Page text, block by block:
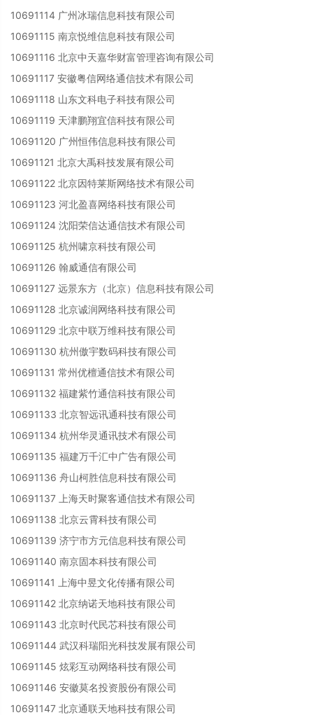
10691114 广州冰瑞信息科技有限公司
10691115 南京悦维信息科技有限公司
10691116 北京中天嘉华财富管理咨询有限公司
10691117 安徽粤信网络通信技术有限公司
10691118 山东文科电子科技有限公司
10691119 天津鹏翔宜信科技有限公司
10691120 广州恒伟信息科技有限公司
10691121 北京大禹科技发展有限公司
10691122 北京因特莱斯网络技术有限公司
10691123 河北盈喜网络科技有限公司
10691124 沈阳荣信达通信技术有限公司
10691125 杭州啸京科技有限公司
10691126 翰威通信有限公司
10691127 远景东方（北京）信息科技有限公司
10691128 北京诚润网络科技有限公司
10691129 北京中联万维科技有限公司
10691130 杭州傲宇数码科技有限公司
10691131 常州优檀通信技术有限公司
10691132 福建紫竹通信科技有限公司
10691133 北京智远讯通科技有限公司
10691134 杭州华灵通讯技术有限公司
10691135 福建万千汇中广告有限公司
10691136 舟山柯胜信息科技有限公司
10691137 上海天时聚客通信技术有限公司
10691138 北京云霄科技有限公司
10691139 济宁市方元信息科技有限公司
10691140 南京固本科技有限公司
10691141 上海中昱文化传播有限公司
10691142 北京纳诺天地科技有限公司
10691143 北京时代民芯科技有限公司
10691144 武汉科瑞阳光科技发展有限公司
10691145 炫彩互动网络科技有限公司
10691146 安徽莫名投资股份有限公司
10691147 北京通联天地科技有限公司